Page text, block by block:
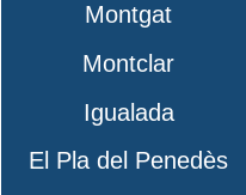
Montgat
Montclar
Igualada
El Pla del Penedès